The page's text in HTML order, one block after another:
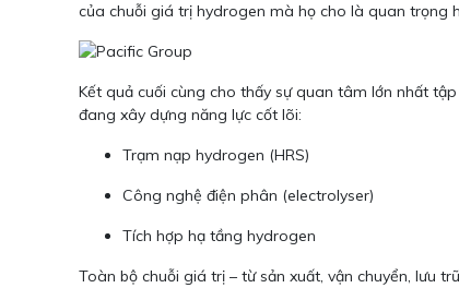
của chuỗi giá trị hydrogen mà họ cho là quan trọng
Kết quả cuối cùng cho thấy sự quan tâm lớn nhất
đang xây dựng năng lực cốt lõi:
Trạm nạp hydrogen (HRS)
Công nghệ điện phân (electrolyser)
Tích hợp hạ tầng hydrogen
Toàn bộ chuỗi giá trị – từ sản xuất, vận chuyển, lưu